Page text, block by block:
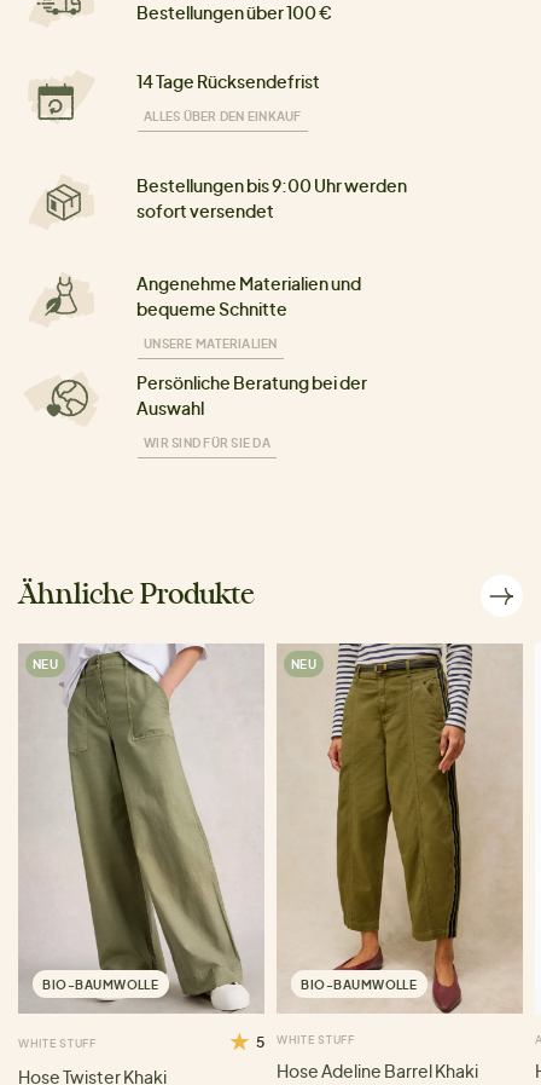
Bestellungen über 100 €
14 Tage Rücksendefrist
ALLES ÜBER DEN EINKAUF
Bestellungen bis 9:00 Uhr werden
sofort versendet
Angenehme Materialien und
bequeme Schnitte
UNSERE MATERIALIEN
Persönliche Beratung bei der
Auswahl
WIR SIND FÜR SIE DA
Ähnliche Produkte
NEU
BIO-BAUMWOLLE
WHITE STUFF 5
Hose Twister Khaki
NEU
BIO-BAUMWOLLE
WHITE STUFF
Hose Adeline Barrel Khaki